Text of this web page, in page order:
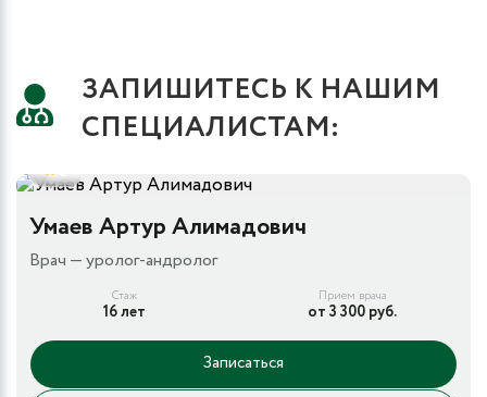
ЗАПИШИТЕСЬ К НАШИМ
СПЕЦИАЛИСТАМ:
5
Умаев Артур Алимадович
Врач — уролог-андролог
Стаж
16 лет
Прием врача
от 3 300 руб.
Записаться